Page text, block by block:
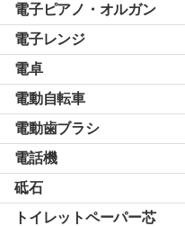
電子ピアノ・オルガン
電子レンジ
電卓
電動自転車
電動歯ブラシ
電話機
砥石
トイレットペーパー芯